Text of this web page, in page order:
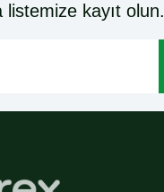
listemize kayıt olun.